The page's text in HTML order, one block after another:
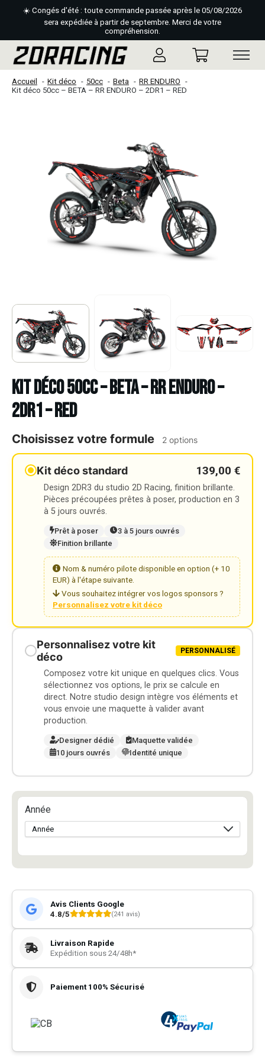
☀️ Congés d'été : toute commande passée après le 05/08/2026
sera expédiée à partir de septembre. Merci de votre
compréhension.
Accueil Kit déco 50cc Beta
RR ENDURO
Kit déco 50cc – BETA – RR ENDURO – 2DR1 – RED
Kit déco 50cc – BETA – RR ENDURO –
2DR1 – RED
Choisissez votre formule 2 options
Kit déco standard 139,00 €
Design 2DR3 du studio 2D Racing, finition brillante.
Pièces précoupées prêtes à poser, production en 3
à 5 jours ouvrés.
Prêt à poser
3 à 5 jours ouvrés
Finition brillante
Nom & numéro pilote disponible en option (+ 10
EUR) à l'étape suivante.
Vous souhaitez intégrer vos logos sponsors ?
Personnalisez votre kit déco
Personnalisez votre kit
déco
PERSONNALISÉ
Composez votre kit unique en quelques clics. Vous
sélectionnez vos options, le prix se calcule en
direct. Notre studio design intègre vos éléments et
vous envoie une maquette à valider avant
production.
Designer dédié
Maquette validée
10 jours ouvrés
Identité unique
Année
Avis Clients Google
4.8/5
(241 avis)
Livraison Rapide
Expédition sous 24/48h*
Paiement 100% Sécurisé